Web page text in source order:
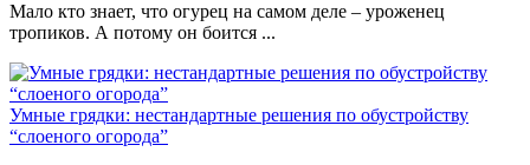
Мало кто знает, что огурец на самом деле – уроженец
тропиков. А потому он боится ...
Умные грядки: нестандартные решения по обустройству
“слоеного огорода”